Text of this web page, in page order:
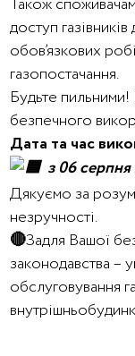
доступ
обов’язкових
газопостачання.
Будьте
безпечного
Дата та час
з 06 серпня
Дякуємо за
незручності.
🔴Задля Вашої
законодавства –
обслуговування